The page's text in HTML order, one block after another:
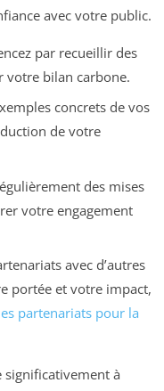
avec votre public.
par recueillir des
votre bilan carbone.
concrets de vos
de votre
des mises
votre engagement
avec d’autres
portée et votre impact,
partenariats pour la
à